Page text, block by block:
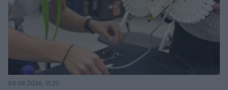
04.08.2026, 11:20